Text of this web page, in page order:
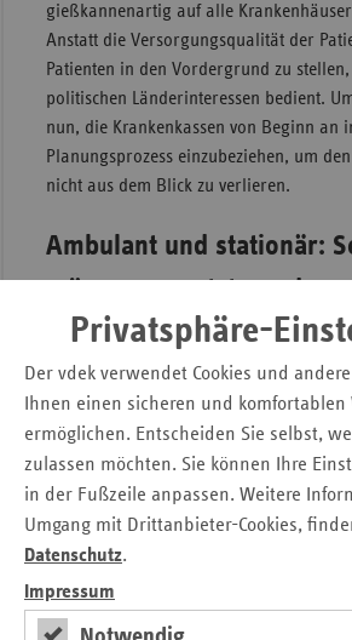
Privatsphäre-
Der vdek verwendet Cookies und
Ihnen einen sicheren und
ermöglichen. Entscheiden Sie selbst,
zulassen möchten. Sie können Ihre
in der Fußzeile anpassen. Weitere
Umgang mit Drittanbieter-Cookies,
Datenschutz.
Impressum
gießkannenartig auf alle
Anstatt die Versorgungsqualität der
Patienten in den Vordergrund zu
politischen Länderinteressen bedient.
nun, die Krankenkassen von Beginn an
Planungsprozess einzubeziehen, um
nicht aus dem Blick zu verlieren.
Ambulant und stationär:
müssen vernetzt werden
Zudem brauchen wir eine sinnvolle
den Sektoren, aber eben auch eine
Konstrukt der sogenannten Hybrid-
Doppelstrukturen und Mehrkosten, die
Beitragszahlenden zu schultern sind,
Versorgungsverbesserung führen.
‚Katalog ambulant durchführbarer
DRG-System hin zu Kurzzeitpauschalen
Bei der Planung neuer